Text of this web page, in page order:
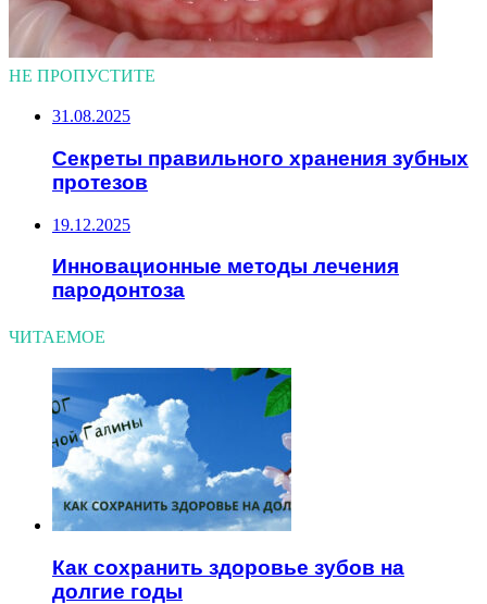
НЕ ПРОПУСТИТЕ
31.08.2025
Секреты правильного хранения зубных
протезов
19.12.2025
Инновационные методы лечения
пародонтоза
ЧИТАЕМОЕ
Как сохранить здоровье зубов на
долгие годы